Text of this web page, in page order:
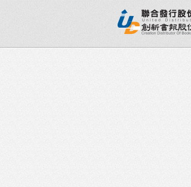
新書目錄 熱銷排行榜 出版社專區